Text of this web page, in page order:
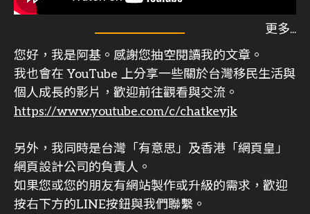
您好，我是阿基。感謝您抽空閱讀我的文章。
我也會在 YouTube 上分享一些關於台灣移民生活與
個人成長的影片，歡迎前往觀看與交流。
https://www.youtube.com/c/chatkeyjk
另外，我同時是台灣「有意思」及香港「網頁皇」
網頁設計公司的負責人。
如果您或您的朋友有網站製作或升級的需求，歡迎
按右下方的LINE按鈕與我們聯繫。